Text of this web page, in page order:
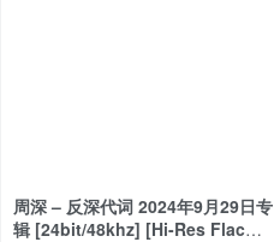
周深 – 反深代词 2024年9月29日专
辑 [24bit/48khz] [Hi-Res Flac